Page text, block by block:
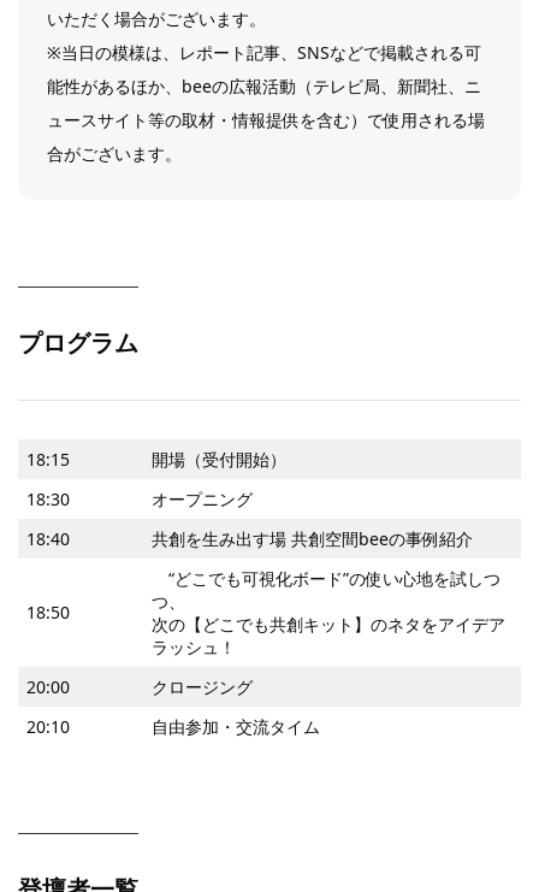
いただく場合がございます。
※当日の模様は、レポート記事、SNSなどで掲載される可
能性があるほか、beeの広報活動（テレビ局、新聞社、ニ
ュースサイト等の取材・情報提供を含む）で使用される場
合がございます。
プログラム
18:15
開場（受付開始）
18:30
オープニング
18:40
共創を生み出す場 共創空間beeの事例紹介
18:50
“どこでも可視化ボード”の使い心地を試しつ
つ、
次の【どこでも共創キット】のネタをアイデア
ラッシュ！
20:00
クロージング
20:10
自由参加・交流タイム